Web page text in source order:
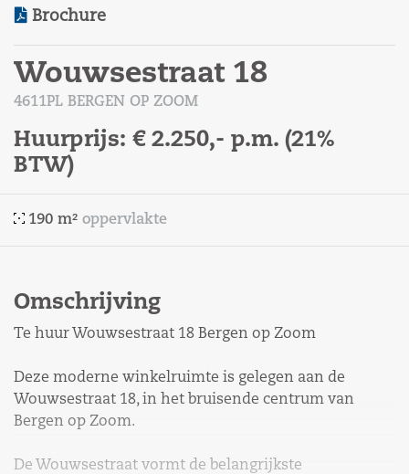
Brochure
Wouwsestraat 18
4611PL BERGEN OP ZOOM
Huurprijs: € 2.250,- p.m. (21%
BTW)
190 m² oppervlakte
Omschrijving
Te huur Wouwsestraat 18 Bergen op Zoom
Deze moderne winkelruimte is gelegen aan de
Wouwsestraat 18, in het bruisende centrum van
Bergen op Zoom.
De Wouwsestraat vormt de belangrijkste